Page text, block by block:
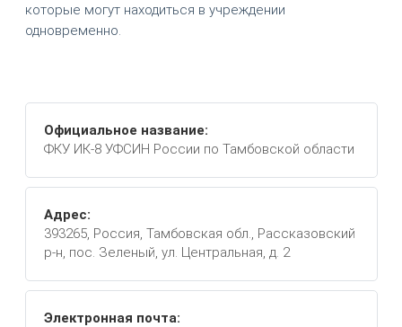
которые могут находиться в учреждении
одновременно.
Официальное название:
ФКУ ИК-8 УФСИН России по Тамбовской области
Адрес:
393265, Россия, Тамбовская обл., Рассказовский
р-н, пос. Зеленый, ул. Центральная, д. 2
Электронная почта: